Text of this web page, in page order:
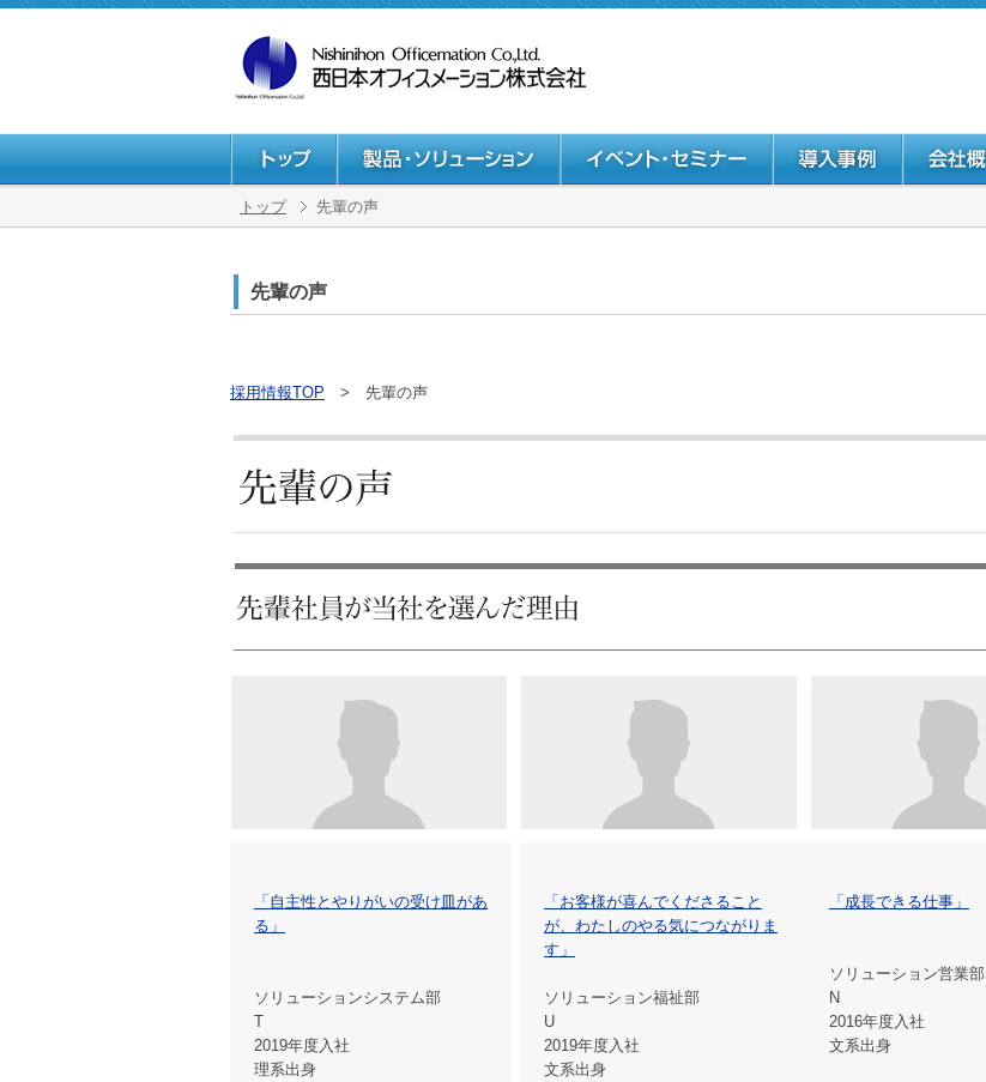
トップ 先輩の声
先輩の声
採用情報TOP > 先輩の声
「自主性とやりがいの受け皿があ
る」
ソリューションシステム部
T
2019年度入社
理系出身
「お客様が喜んでくださること
が、わたしのやる気につながりま
す」
ソリューション福祉部
U
2019年度入社
文系出身
「成長できる仕事」
ソリューション営業部
N
2016年度入社
文系出身